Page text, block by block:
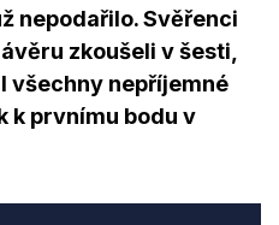
nepodařilo. Svěřenci
zkoušeli v šesti,
všechny nepříjemné
k prvnímu bodu v